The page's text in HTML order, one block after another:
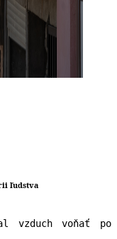
ľudstva
vzduch voňať po